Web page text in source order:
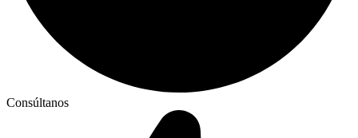
Consúltanos